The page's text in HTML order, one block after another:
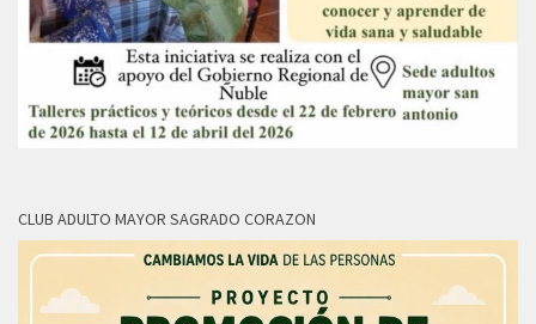
CLUB ADULTO MAYOR SAGRADO CORAZON